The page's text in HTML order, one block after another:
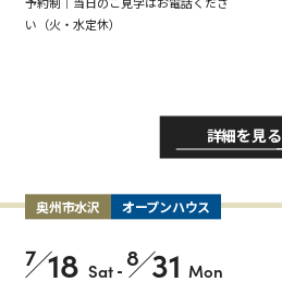
い（火・水定休）
詳細を見る
奥州市水沢 オープンハウス
7 18 Sat- 8 31 Mon